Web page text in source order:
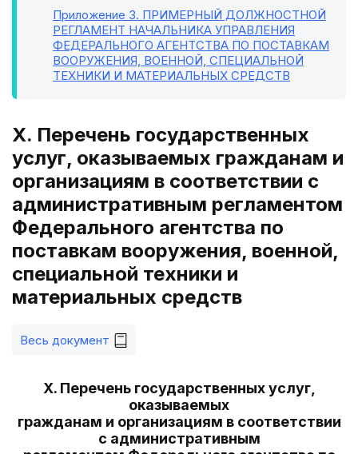
Приложение 3. ПРИМЕРНЫЙ ДОЛЖНОСТНОЙ
РЕГЛАМЕНТ НАЧАЛЬНИКА УПРАВЛЕНИЯ
ФЕДЕРАЛЬНОГО АГЕНТСТВА ПО ПОСТАВКАМ
ВООРУЖЕНИЯ, ВОЕННОЙ, СПЕЦИАЛЬНОЙ
ТЕХНИКИ И МАТЕРИАЛЬНЫХ СРЕДСТВ
X. Перечень государственных
услуг, оказываемых гражданам и
организациям в соответствии с
административным регламентом
Федерального агентства по
поставкам вооружения, военной,
специальной техники и
материальных средств
Весь документ
X. Перечень государственных услуг,
оказываемых
гражданам и организациям в соответствии
с административным